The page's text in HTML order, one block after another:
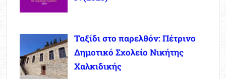
Ταξίδι στο παρελθόν: Πέτρινο
Δημοτικό Σχολείο Νικήτης
Χαλκιδικής